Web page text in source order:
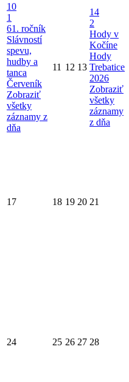
10
1
61. ročník
Slávností
spevu,
hudby a
tanca
Červeník
Zobraziť
všetky
záznamy z
dňa
11 12 13
14
2
Hody v
Kočíne
Hody
Trebatice
2026
Zobraziť
všetky
záznamy
z dňa
17 18 19 20 21
24 25 26 27 28